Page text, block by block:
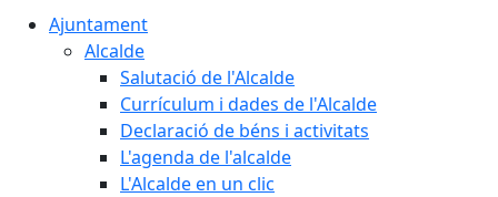
Ajuntament
Alcalde
Salutació de l'Alcalde
Currículum i dades de l'Alcalde
Declaració de béns i activitats
L'agenda de l'alcalde
L'Alcalde en un clic